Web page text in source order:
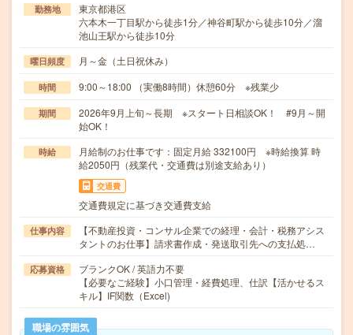
勤務地
東京都港区
六本木一丁目駅から徒歩1分／神谷町駅から徒歩10分／溜
池山王駅から徒歩10分
曜日頻度 月～金（土日祝休み）
時間 9:00～18:00 （実働8時間）休憩60分 ※残業少
期間
2026年9月上旬～長期 ※スタート日相談OK！ #9月～開
始OK！
時給
月給制のお仕事です：固定月給 332100円 ※時給換算 時
給2050円（残業代・交通費は別途支給あり）
交通費
交通費規定に基づき交通費支給
仕事内容
【不動産投資・コンサル企業での経理・会計・税務アシス
タントのお仕事】請求書作成・発送取引先への支払処…
応募資格
ブランクOK / 英語力不要
【必要なご経験】小口管理・経費処理、仕訳【活かせるス
キル】IF関数（Excel)
職場の雰囲気